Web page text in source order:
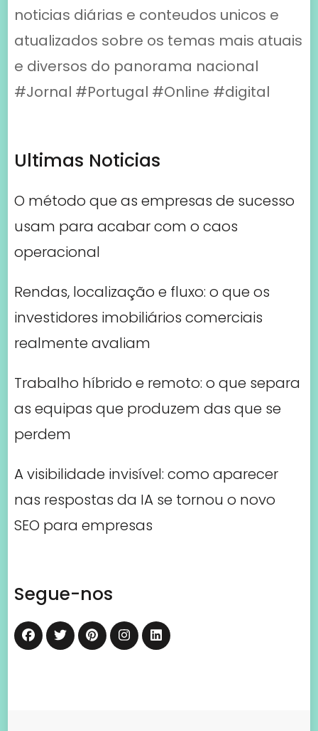
noticias diárias e conteudos unicos e
atualizados sobre os temas mais atuais
e diversos do panorama nacional
#Jornal #Portugal #Online #digital
Ultimas Noticias
O método que as empresas de sucesso
usam para acabar com o caos
operacional
Rendas, localização e fluxo: o que os
investidores imobiliários comerciais
realmente avaliam
Trabalho híbrido e remoto: o que separa
as equipas que produzem das que se
perdem
A visibilidade invisível: como aparecer
nas respostas da IA se tornou o novo
SEO para empresas
Segue-nos